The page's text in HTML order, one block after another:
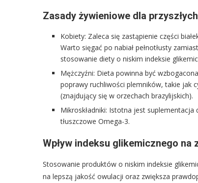
Zasady żywieniowe dla
Kobiety: Zaleca się zastąpienie części
Warto sięgać po nabiał pełnotłusty
stosowanie diety o niskim indeksie
Mężczyźni: Dieta powinna być
poprawy ruchliwości plemników, takie jak
(znajdujący się w orzechach brazylijskich).
Mikroskładniki: Istotna jest
tłuszczowe Omega-3.
Wpływ indeksu glikemicznego
Stosowanie produktów o niskim indeksie
na lepszą jakość owulacji oraz zwiększa